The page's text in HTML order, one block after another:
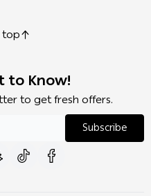
to Know!
to get fresh offers.
Subscribe